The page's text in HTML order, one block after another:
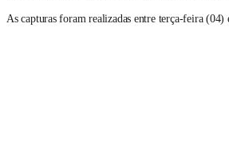
As capturas foram realizadas entre terça-feira